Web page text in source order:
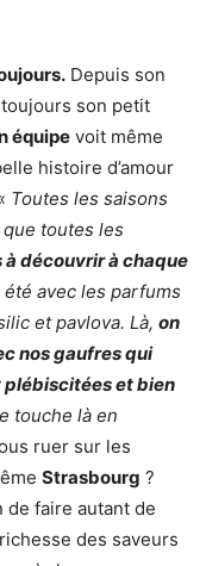
Depuis son
son petit
équipe voit même
histoire d’amour
Toutes les saisons
toutes les
à découvrir à chaque
avec les parfums
et pavlova. Là, on
nos gaufres qui
plébiscitées et bien
touche là en
ruer sur les
Strasbourg ?
de faire autant de
des saveurs